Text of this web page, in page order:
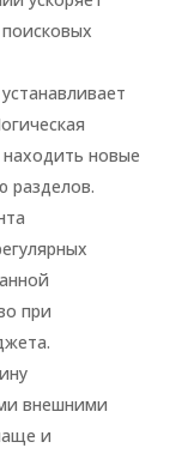
находить новые
разделов.
при
внешними
и